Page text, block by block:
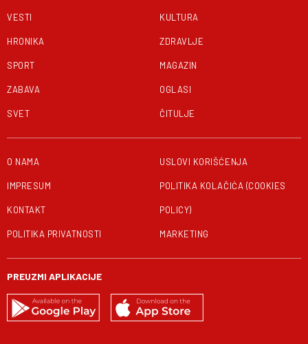
VESTI
HRONIKA
SPORT
ZABAVA
SVET
KULTURA
ZDRAVLJE
MAGAZIN
OGLASI
ČITULJE
O NAMA
IMPRESUM
KONTAKT
POLITIKA PRIVATNOSTI
USLOVI KORIŠĆENJA
POLITIKA KOLAČIĆA (COOKIES
POLICY)
MARKETING
PREUZMI APLIKACIJE